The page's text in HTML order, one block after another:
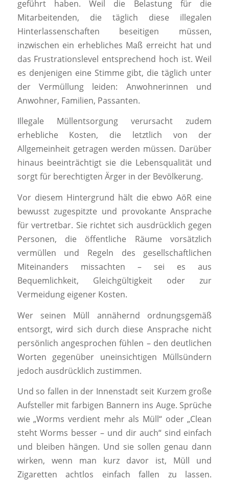
geführt haben. Weil die Belastung für die
Mitarbeitenden, die täglich diese illegalen
Hinterlassenschaften beseitigen müssen,
inzwischen ein erhebliches Maß erreicht hat und
das Frustrationslevel entsprechend hoch ist. Weil
es denjenigen eine Stimme gibt, die täglich unter
der Vermüllung leiden: Anwohnerinnen und
Anwohner, Familien, Passanten.
Illegale Müllentsorgung verursacht zudem
erhebliche Kosten, die letztlich von der
Allgemeinheit getragen werden müssen. Darüber
hinaus beeinträchtigt sie die Lebensqualität und
sorgt für berechtigten Ärger in der Bevölkerung.
Vor diesem Hintergrund hält die ebwo AöR eine
bewusst zugespitzte und provokante Ansprache
für vertretbar. Sie richtet sich ausdrücklich gegen
Personen, die öffentliche Räume vorsätzlich
vermüllen und Regeln des gesellschaftlichen
Miteinanders missachten – sei es aus
Bequemlichkeit, Gleichgültigkeit oder zur
Vermeidung eigener Kosten.
Wer seinen Müll annähernd ordnungsgemäß
entsorgt, wird sich durch diese Ansprache nicht
persönlich angesprochen fühlen – den deutlichen
Worten gegenüber uneinsichtigen Müllsündern
jedoch ausdrücklich zustimmen.
Und so fallen in der Innenstadt seit Kurzem große
Aufsteller mit farbigen Bannern ins Auge. Sprüche
wie „Worms verdient mehr als Müll“ oder „Clean
steht Worms besser – und dir auch“ sind einfach
und bleiben hängen. Und sie sollen genau dann
wirken, wenn man kurz davor ist, Müll und
Zigaretten achtlos einfach fallen zu lassen.